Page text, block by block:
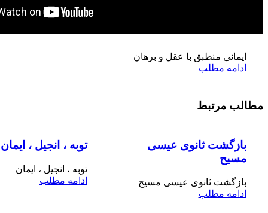
ایمانی منطبق با عقل و برهان
ادامه مطلب
مطالب مرتبط
توبه ، انجیل ، ایمان
توبه ، انجیل ، ایمان
ادامه مطلب
بازگشت ثانوی عیسی
مسیح
بازگشت ثانوی عیسی مسیح
ادامه مطلب